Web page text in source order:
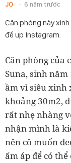
JO 6 năm trước
Căn phòng này
để up Instagram.
Căn phòng của
Suna, sinh
ầm vì siêu xinh
khoảng 30m2,
rất nhẹ nhàng
nhận mình là
nên cô muốn
ấm áp để có